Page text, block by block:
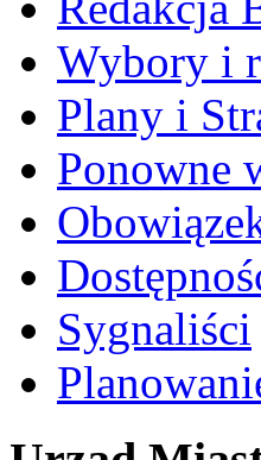
Wybory i
Plany i
Ponowne
Sygnaliści